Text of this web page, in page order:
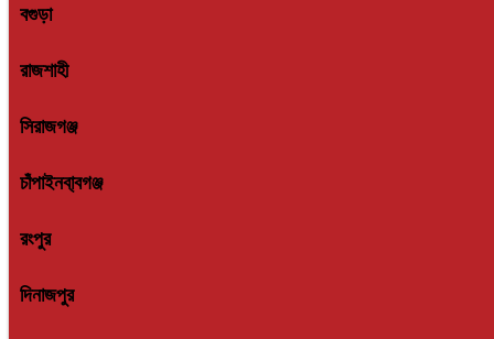
বগুড়া
রাজশাহী
সিরাজগঞ্জ
চাঁপাইনবা্বগঞ্জ
রংপুর
দিনাজপুর